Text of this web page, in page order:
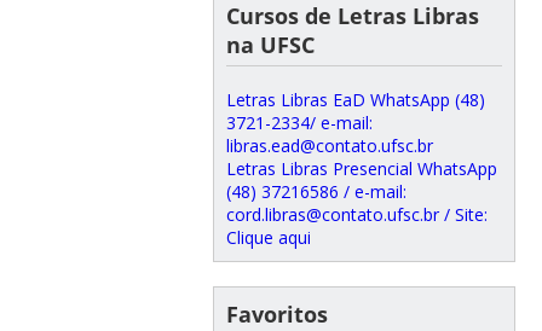
Cursos de Letras Libras
na UFSC
Letras Libras EaD WhatsApp (48)
3721-2334/ e-mail:
libras.ead@contato.ufsc.br
Letras Libras Presencial WhatsApp
(48) 37216586 / e-mail:
cord.libras@contato.ufsc.br / Site:
Clique aqui
Favoritos